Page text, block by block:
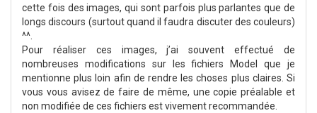
cette fois des images, qui sont parfois plus parlantes que de
longs discours (surtout quand il faudra discuter des couleurs)
^^.
Pour réaliser ces images, j’ai souvent effectué de
nombreuses modifications sur les fichiers Model que je
mentionne plus loin afin de rendre les choses plus claires. Si
vous vous avisez de faire de même, une copie préalable et
non modifiée de ces fichiers est vivement recommandée.